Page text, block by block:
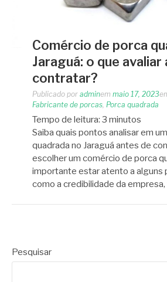
Comércio de porca
Jaraguá: o que avaliar
contratar?
Publicado por adminem maio 17, 2023
Fabricante de porcas, Porca quadrada
Tempo de leitura: 3 minutos
Saiba quais pontos analisar em
quadrada no Jaraguá antes de
escolher um comércio de porca
importante estar atento a alguns
como a credibilidade da
Pesquisar